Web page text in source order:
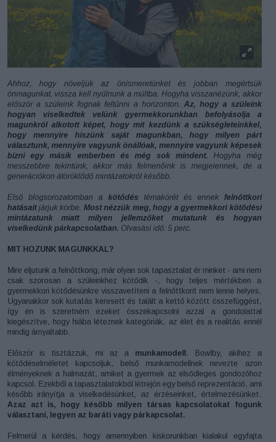
Ahhoz, hogy növeljük az önismeretünket és jobban megértsük
önmagunkat, vissza kell nyúlnunk a múltba. Hogyha visszanézünk, akkor
először a szüleink fognak feltűnni a horizonton.Az, hogy a szüleink
hogyan viselkedtek velünk gyermekkorunkban befolyásolja a
magunkról alkotott képet, hogy mit kezdünk a szükségleteinkkel,
hogy mennyire hiszünk saját magunkban, hogy milyen párt
választunk, mennyire vagyunk önállóak, mennyire vagyunk képesek
bízni egy másik emberben és még sok mindent. Hogyha még
messzebbre tekintünk, akkor más felmenőink is megjelennek, de a
generációkon átöröklődő mintázatokról később.
Első blogsorozatomban a kötődés témakörét és ennek felnőttkori
hatásaitjárjuk körbe. Most nézzük meg, hogy a gyermekkori kötődési
mintázatunk miatt milyen jellemzőket mutatunk és hogyan
viselkedünk párkapcsolatban. Olvasási idő: 5 perc.
MIT HOZUNK MAGUNKKAL?
Mire eljutunk a felnőttkorig, már olyan sok tapasztalat ér minket - ami nem
csak szorosan a szüleinkhez kötődik -, hogy teljes mértékben a
gyermekkori kötődésünkre visszavetíteni a felnőttkorit nem lenne helyes.
Ugyanakkor sok kutatás keresett és talált a kettő között összefüggést,
így én is szeretném ezeket összekapcsolni azzal a gondolattal
kiegészítve, hogy hiába léteznek kategóriák, az élet és a realitás ennél
mindig árnyaltabb.
Először is tisztázzuk, mi az a munkamodell
. Bowlby, akihez a
kötődéselméletet kapcsoljuk, belső munkamodellnek nevezte azon
élményeknek a halmazát, amiket a gyermek az elsődleges gondozóhoz
kapcsol. Ezekből a tapasztalatokból létrejön egy belső reprezentáció, ami
később irányítja a viselkedésünket, az érzéseinket, értelmezésünket.
Azaz azt is, hogy később milyen társas kapcsolatokat fogunk
választani, legyen az baráti vagy párkapcsolat.
Felmerül a kérdés, hogy amennyiben kiskorunkban kialakul egyfajta